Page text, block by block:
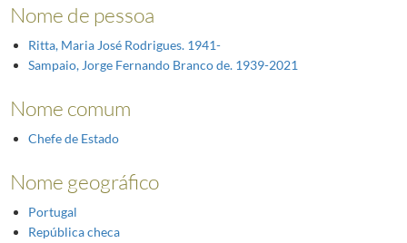
Nome de pessoa
Ritta, Maria José Rodrigues. 1941-
Sampaio, Jorge Fernando Branco de. 1939-2021
Nome comum
Chefe de Estado
Nome geográfico
Portugal
República checa